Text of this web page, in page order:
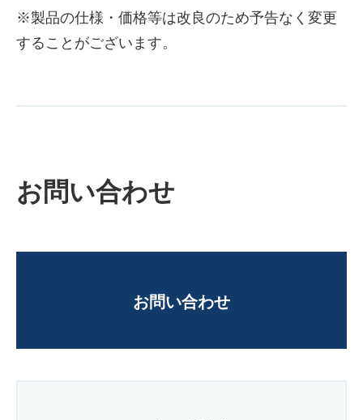
※製品の仕様・価格等は改良のため予告なく変更
することがございます。
お問い合わせ
お問い合わせ